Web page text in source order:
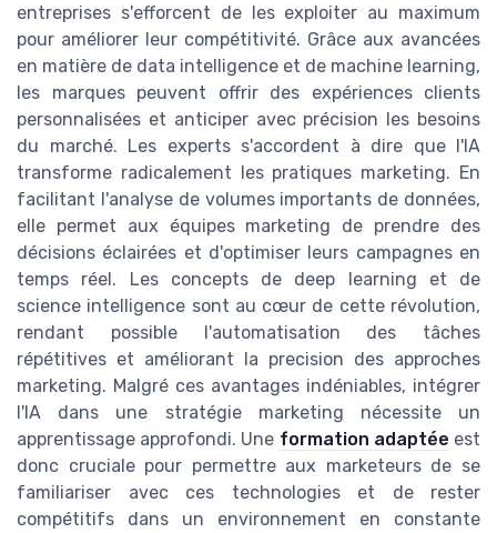
entreprises s'efforcent de les exploiter au maximum
pour améliorer leur compétitivité. Grâce aux avancées
en matière de data intelligence et de machine learning,
les marques peuvent offrir des expériences clients
personnalisées et anticiper avec précision les besoins
du marché. Les experts s'accordent à dire que l'IA
transforme radicalement les pratiques marketing. En
facilitant l'analyse de volumes importants de données,
elle permet aux équipes marketing de prendre des
décisions éclairées et d'optimiser leurs campagnes en
temps réel. Les concepts de deep learning et de
science intelligence sont au cœur de cette révolution,
rendant possible l'automatisation des tâches
répétitives et améliorant la precision des approches
marketing. Malgré ces avantages indéniables, intégrer
l'IA dans une stratégie marketing nécessite un
apprentissage approfondi. Une formation adaptée est
donc cruciale pour permettre aux marketeurs de se
familiariser avec ces technologies et de rester
compétitifs dans un environnement en constante